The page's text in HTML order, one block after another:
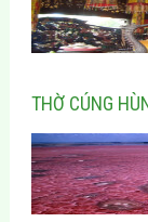
THỜ CÚNG